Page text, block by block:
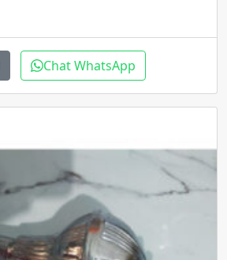
Chat WhatsApp